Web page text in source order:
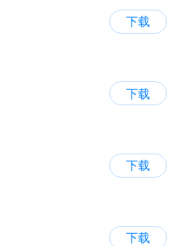
下载
下载
下载
下载